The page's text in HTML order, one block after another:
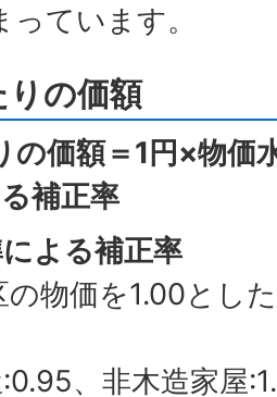
ています。
りの価額
の価額＝1円×物価
補正率
よる補正率
の物価を1.00とし
、非木造家屋